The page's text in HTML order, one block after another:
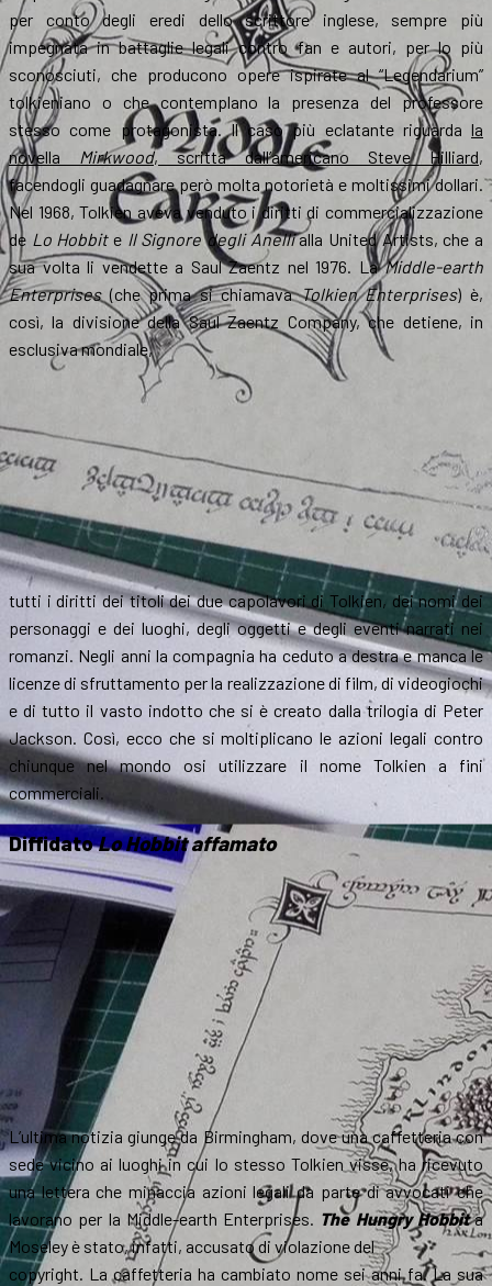
per conto degli eredi dello scrittore inglese, sempre più
impegnata in battaglie legali contro fan e autori, per lo più
sconosciuti, che producono opere ispirate al “Legendarium”
tolkieniano o che contemplano la presenza del professore
stesso come protagonista. Il caso più eclatante riguarda la
novella
Mirkwood, scritta dall’americano Steve Hilliard,
facendogli guadagnare però molta notorietà e moltissimi dollari.
Nel 1968, Tolkien aveva venduto i diritti di commercializzazione
de Lo Hobbite Il Signore degli Anellialla United Artists, che a
sua volta li vendette a Saul Zaentz nel 1976. LaMiddle-earth
Enterprises(che prima si chiamavaTolkien Enterprises) è,
così, la divisione della Saul Zaentz Company, che detiene, in
esclusiva mondiale,
tutti i diritti dei titoli dei due capolavori di Tolkien, dei nomi dei
personaggi e dei luoghi, degli oggetti e degli eventi narrati nei
romanzi. Negli anni la compagnia ha ceduto a destra e manca le
licenze di sfruttamento per la realizzazione di film, di videogiochi
e di tutto il vasto indotto che si è creato dalla trilogia di Peter
Jackson. Così, ecco che si moltiplicano le azioni legali contro
chiunque nel mondo osi utilizzare il nome Tolkien a fini
commerciali.
DiffidatoLo Hobbit affamato
L’ultima notizia giunge da Birmingham, dove una caffetteria con
sede vicino ai luoghi in cui lo stesso Tolkien visse, ha ricevuto
una lettera che minaccia azioni legali da parte di avvocati che
lavorano per la Middle-earth Enterprises. The Hungry Hobbita
Moseley è stato, infatti, accusato di violazione del
copyright. La caffetteria ha cambiato nome sei anni fa. La sua